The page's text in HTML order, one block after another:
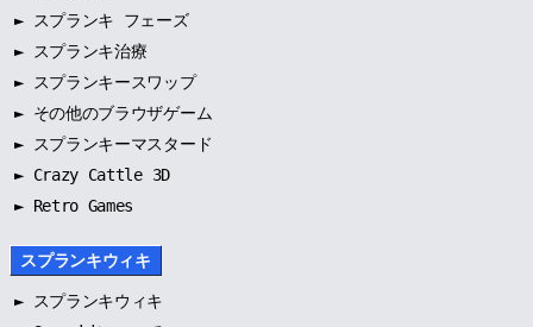
►
スプランキ フェーズ
►
スプランキ治療
►
スプランキースワップ
► その他のブラウザゲーム
►
スプランキーマスタード
► Crazy Cattle 3D
► Retro Games
スプランキウィキ
►
スプランキウィキ